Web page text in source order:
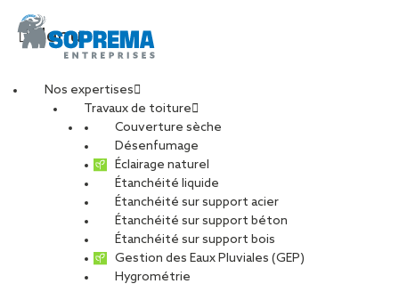
Menu
Nos expertises
Travaux de toiture
Couverture sèche
Désenfumage
Éclairage naturel
Étanchéité liquide
Étanchéité sur support acier
Étanchéité sur support béton
Étanchéité sur support bois
Gestion des Eaux Pluviales (GEP)
Hygrométrie
1770027118431
PARTAGER